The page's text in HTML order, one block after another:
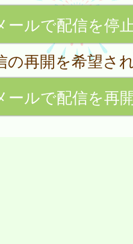
ールで配信を停
の再開を希望さ
ールで配信を再